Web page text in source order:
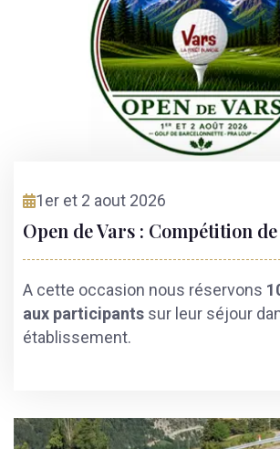
1er et 2 aout 2026
Open de Vars : Compétition
A cette occasion nous réservons
aux participants sur leur séjour
établissement.